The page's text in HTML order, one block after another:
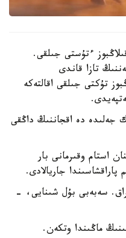
ءتۇستى جىلقى.
تازا قاندى
تۇكتى جىلقى اقالتەكە
جەلىدە دە اقجاننىڭ داڭقى
ۆيدەونى 2 ميلليوننان استام وقىرمانى بار
پاراقشاسىندا جاريالادى.
سەبەبى بۇل شىنايى، -
ماڭىندا وتكەن.